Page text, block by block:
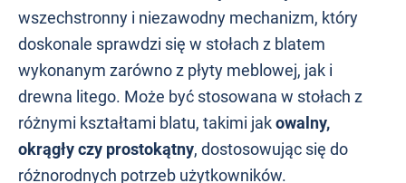
wszechstronny i niezawodny mechanizm, który
doskonale sprawdzi się w stołach z blatem
wykonanym zarówno z płyty meblowej, jak i
drewna litego. Może być stosowana w stołach z
różnymi kształtami blatu, takimi jakowalny,
okrągły czy prostokątny, dostosowując się do
różnorodnych potrzeb użytkowników.